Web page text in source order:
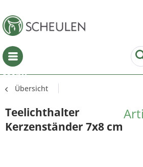
Menü
Übersicht
Teelichthalter
Kerzenständer 7x8 cm